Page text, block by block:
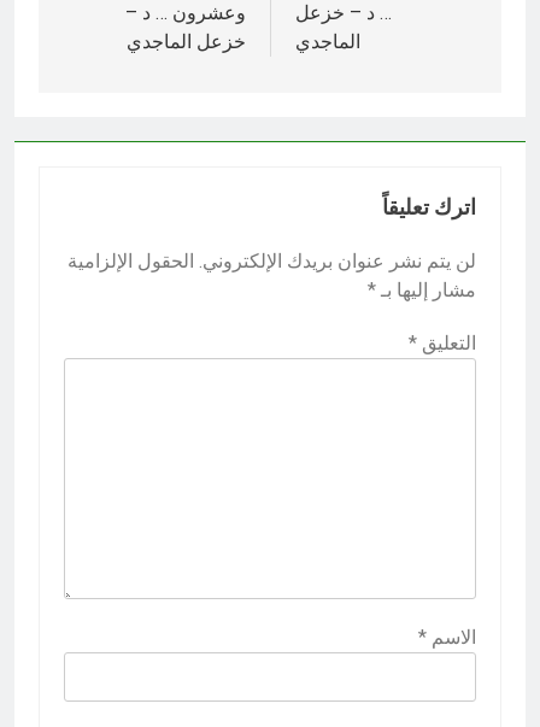
… د – خزعل
الماجدي
وعشرون … د –
خزعل الماجدي
اترك تعليقاً
لن يتم نشر عنوان بريدك الإلكتروني. الحقول الإلزامية
مشار إليها بـ *
التعليق *
الاسم *